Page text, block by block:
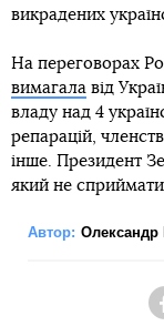
викрадених
На переговорах
вимагала від
владу над 4
репарацій,
інше. Президент
який не
Автор: Олександр